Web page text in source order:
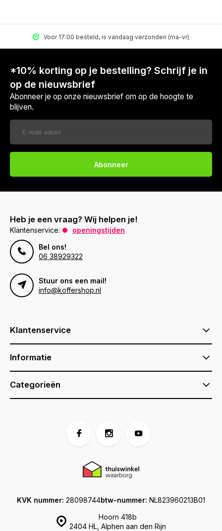
Voor 17:00 besteld, is vandaag verzonden (ma-vr)
*10% korting op je bestelling? Schrijf je in
op de nieuwsbrief
Abonneer je op onze nieuwsbrief om op de hoogte te
blijven.
Abonneer
Heb je een vraag? Wij helpen je!
Klantenservice:
openingstijden
Bel ons!
06 38929322
Stuur ons een mail!
info@koffershop.nl
Klantenservice
Informatie
Categorieën
Hoorn 418b
2404 HL, Alphen aan den Rijn
KVK nummer: 28098744btw-nummer: NL823960213B01